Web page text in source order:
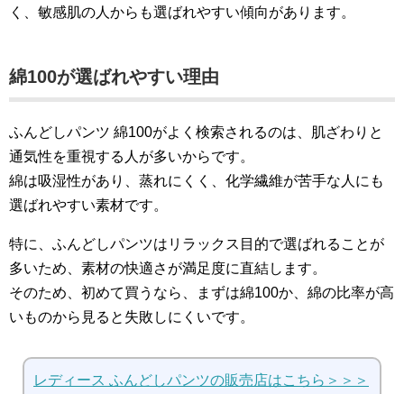
く、敏感肌の人からも選ばれやすい傾向があります。
綿100が選ばれやすい理由
ふんどしパンツ 綿100がよく検索されるのは、肌ざわりと
通気性を重視する人が多いからです。
綿は吸湿性があり、蒸れにくく、化学繊維が苦手な人にも
選ばれやすい素材です。
特に、ふんどしパンツはリラックス目的で選ばれることが
多いため、素材の快適さが満足度に直結します。
そのため、初めて買うなら、まずは綿100か、綿の比率が高
いものから見ると失敗しにくいです。
レディース ふんどしパンツの販売店はこちら＞＞＞